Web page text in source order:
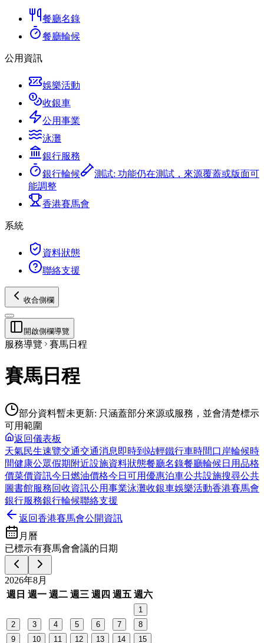
餐廳名錄
餐廳輪候
公用資訊
娛樂活動
收銀車
公用事業
泳灘
銀行服務
銀行輪候
測試: 功能仍在測試，來源覆蓋或版面可
能調整
香港賽馬會
系統
資料狀態
聯絡支援
收合側欄
開啟側欄導覽
服務導覽 賽馬日程
賽馬日程
部分資料暫未更新: 只涵蓋部分來源或服務，並會清楚標示
可用範圍
返回儀表板
天氣民生速覽交通交通消息 即時到站輕鐵行車時間口岸輪候時
間健康公眾假期 附近設施資料狀態餐廳名錄餐廳輪候日用品格
價菜價資訊今日燃油價格今日可用優惠泊車公共設施搜尋公共
圖書館服務回收資訊公用事業泳灘收銀車娛樂活動香港賽馬會
銀行服務銀行輪候聯絡支援
返回香港賽馬會公開資訊
月曆
已標示有賽馬會會議的日期
2026年8月
週日 週一 週二 週三 週四 週五 週六
1
2
3 4 5 6 7
8
9
10 11 12 13 14
15